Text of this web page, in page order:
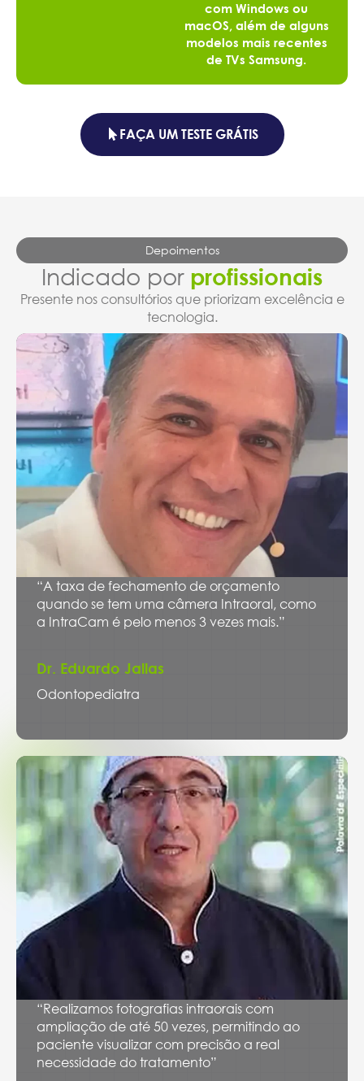
com Windows ou
macOS, além de alguns
modelos mais recentes
de TVs Samsung.
FAÇA UM TESTE GRÁTIS
Depoimentos
Indicado por profissionais
Presente nos consultórios que priorizam excelência e
tecnologia.
“A taxa de fechamento de orçamento
quando se tem uma câmera Intraoral, como
a IntraCam é pelo menos 3 vezes mais.”
Dr. Eduardo Jallas
Odontopediatra
“Realizamos fotografias intraorais com
ampliação de até 50 vezes, permitindo ao
paciente visualizar com precisão a real
necessidade do tratamento”